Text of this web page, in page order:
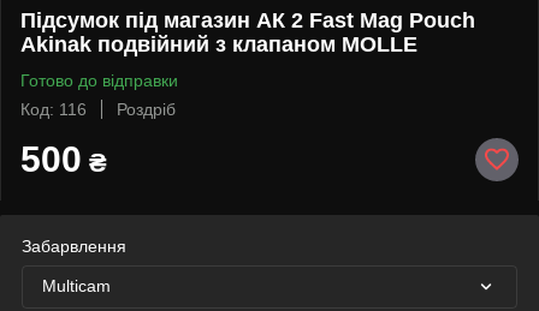
Підсумок під магазин АК 2 Fast Mag Pouch
Akinak подвійний з клапаном MOLLE
Готово до відправки
Код: 116
Роздріб
500 ₴
Забарвлення
Multicam